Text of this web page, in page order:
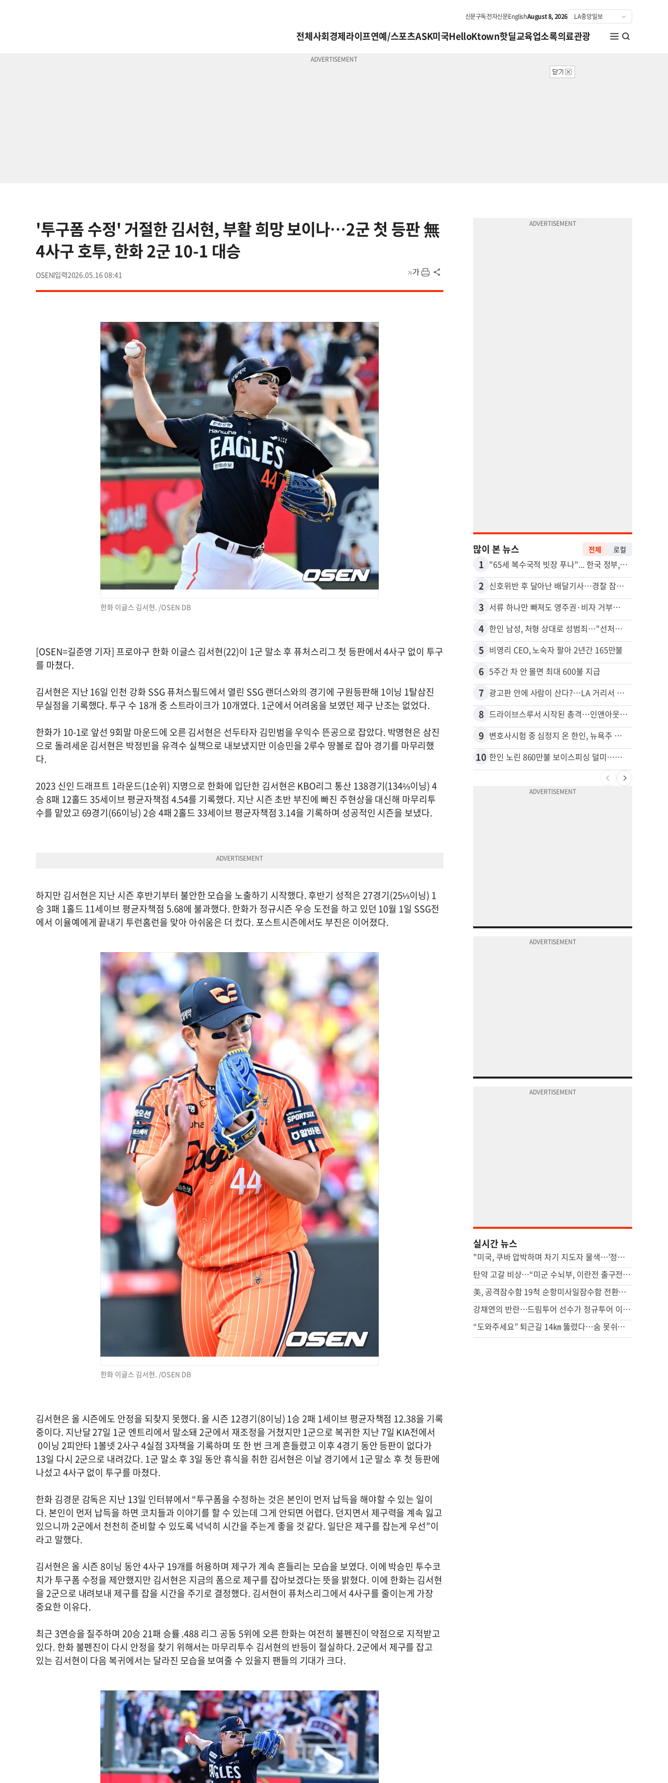
신문구독전자신문EnglishAugust 8, 2026
전체사회경제라이프연예/스포츠ASK미국HelloKtown핫딜교육업소록의료관광
'투구폼 수정' 거절한 김서현, 부활 희망 보이나…2군 첫 등판 無
4사구 호투, 한화 2군 10-1 대승
OSEN 2026.05.16 08:41
한화 이글스 김서현. /OSEN DB
[OSEN=길준영 기자] 프로야구 한화 이글스 김서현(22)이 1군 말소 후 퓨처스리그 첫 등판에서 4사구 없이 투구
를 마쳤다.
김서현은 지난 16일 인천 강화 SSG 퓨처스필드에서 열린 SSG 랜더스와의 경기에 구원등판해 1이닝 1탈삼진
무실점을 기록했다. 투구 수 18개 중 스트라이크가 10개였다. 1군에서 어려움을 보였던 제구 난조는 없었다.
한화가 10-1로 앞선 9회말 마운드에 오른 김서현은 선두타자 김민범을 우익수 뜬공으로 잡았다. 박명현은 삼진
으로 돌려세운 김서현은 박정빈을 유격수 실책으로 내보냈지만 이승민을 2루수 땅볼로 잡아 경기를 마무리했
다.
2023 신인 드래프트 1라운드(1순위) 지명으로 한화에 입단한 김서현은 KBO리그 통산 138경기(134⅔이닝) 4
승 8패 12홀드 35세이브 평균자책점 4.54를 기록했다. 지난 시즌 초반 부진에 빠진 주현상을 대신해 마무리투
수를 맡았고 69경기(66이닝) 2승 4패 2홀드 33세이브 평균자책점 3.14을 기록하며 성공적인 시즌을 보냈다.
하지만 김서현은 지난 시즌 후반기부터 불안한 모습을 노출하기 시작했다. 후반기 성적은 27경기(25⅓이닝) 1
승 3패 1홀드 11세이브 평균자책점 5.68에 불과했다. 한화가 정규시즌 우승 도전을 하고 있던 10월 1일 SSG전
에서 이율예에게 끝내기 투런홈런을 맞아 아쉬움은 더 컸다. 포스트시즌에서도 부진은 이어졌다.
한화 이글스 김서현. /OSEN DB
김서현은 올 시즌에도 안정을 되찾지 못했다. 올 시즌 12경기(8이닝) 1승 2패 1세이브 평균자책점 12.38을 기록
중이다. 지난달 27일 1군 엔트리에서 말소돼 2군에서 재조정을 거쳤지만 1군으로 복귀한 지난 7일 KIA전에서
0이닝 2피안타 1볼넷 2사구 4실점 3자책을 기록하며 또 한 번 크게 흔들렸고 이후 4경기 동안 등판이 없다가
13일 다시 2군으로 내려갔다. 1군 말소 후 3일 동안 휴식을 취한 김서현은 이날 경기에서 1군 말소 후 첫 등판에
나섰고 4사구 없이 투구를 마쳤다.
한화 김경문 감독은 지난 13일 인터뷰에서 “투구폼을 수정하는 것은 본인이 먼저 납득을 해야할 수 있는 일이
다. 본인이 먼저 납득을 하면 코치들과 이야기를 할 수 있는데 그게 안되면 어렵다. 던지면서 제구력을 계속 잃고
있으니까 2군에서 천천히 준비할 수 있도록 넉넉히 시간을 주는게 좋을 것 같다. 일단은 제구를 잡는게 우선”이
라고 말했다.
김서현은 올 시즌 8이닝 동안 4사구 19개를 허용하며 제구가 계속 흔들리는 모습을 보였다. 이에 박승민 투수코
치가 투구폼 수정을 제안했지만 김서현은 지금의 폼으로 제구를 잡아보겠다는 뜻을 밝혔다. 이에 한화는 김서현
을 2군으로 내려보내 제구를 잡을 시간을 주기로 결정했다. 김서현이 퓨처스리그에서 4사구를 줄이는게 가장
중요한 이유다.
최근 3연승을 질주하며 20승 21패 승률 .488 리그 공동 5위에 오른 한화는 여전히 불펜진이 약점으로 지적받고
있다. 한화 불펜진이 다시 안정을 찾기 위해서는 마무리투수 김서현의 반등이 절실하다. 2군에서 제구를 잡고
있는 김서현이 다음 복귀에서는 달라진 모습을 보여줄 수 있을지 팬들의 기대가 크다.
많이 본 뉴스 전체 로컬
1 "65세 복수국적 빗장 푸나"... 한국 정부, 연령 완화 전면 추진
2 신호위반 후 달아난 배달기사…경찰 잠복해 잡고보니 ‘반전’
3 서류 하나만 빠져도 영주권·비자 거부…심사관 재량권 대폭 확대
4 한인 남성, 처형 상대로 성범죄…"선처해줬더니 배신자 취급"
5 비영리 CEO, 노숙자 팔아 2년간 165만불
6 5주간 차 안 몰면 최대 600불 지급
7 광고판 안에 사람이 산다?…LA 거리서 화제
8 드라이브스루서 시작된 총격…인앤아웃 참사 영상 공개
9 변호사시험 중 심정지 온 한인, 뉴욕주 제소
10 한인 노린 860만불 보이스피싱 덜미…영사관·한국 검찰 사칭
실시간 뉴스
"미국, 쿠바 압박하며 차기 지도자 물색…'정권 개조' 타진"
탄약 고갈 비상…“미군 수뇌부, 이란전 출구전략 모색중”
美, 공격잠수함 19척 순항미사일잠수함 전환…中 견제 강화
강채연의 반란…드림투어 선수가 정규투어 이틀째 선두
“도와주세요” 퇴근길 14㎞ 뚫렸다…숨 못쉬던 아기 살린 기적